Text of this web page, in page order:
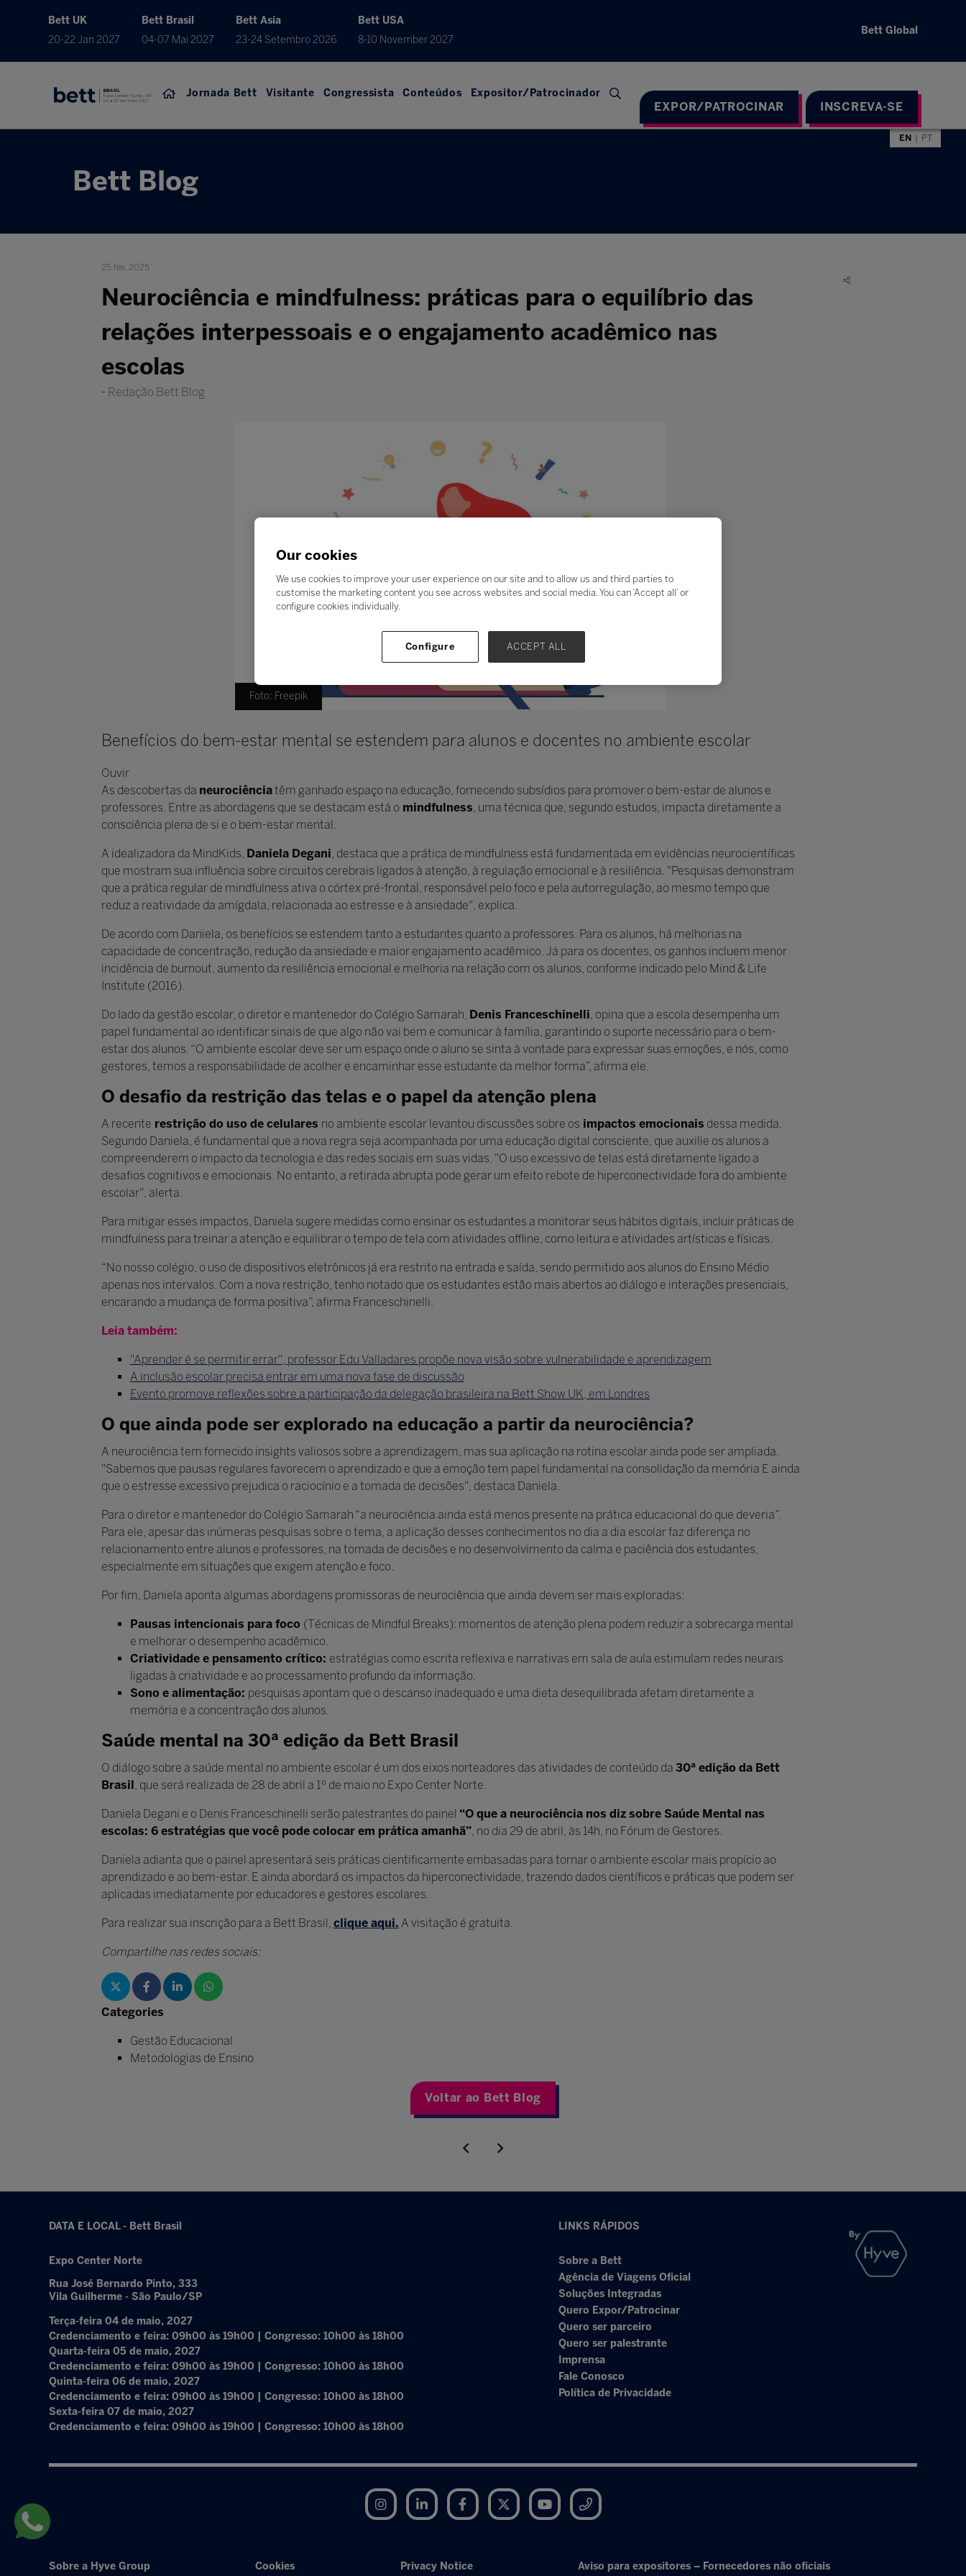
Bett UK
20-22 Jan 2027
Bett Brasil
04-07 Mai 2027
Bett Asia
23-24 Setembro 2026
Bett USA
8-10 November 2027
Bett Global
Jornada Bett Visitante Congressista Conteúdos Expositor/Patrocinador
EXPOR/PATROCINAR INSCREVA-SE
EN PT
Bett Blog
25 fev. 2025
Neurociência e mindfulness: práticas para o equilíbrio das
relações interpessoais e o engajamento acadêmico nas
escolas
Redação Bett Blog
Foto: Freepik
Benefícios do bem-estar mental se estendem para alunos e docentes no ambiente escolar
Ouvir
As descobertas da neurociênciatêm ganhado espaço na educação, fornecendo subsídios para promover o bem-estar de alunos e
professores. Entre as abordagens que se destacam está omindfulness, uma técnica que, segundo estudos, impacta diretamente a
consciência plena de si e o bem-estar mental.
A idealizadora da MindKids, Daniela Degani, destaca que a prática de mindfulness está fundamentada em evidências neurocientíficas
que mostram sua influência sobre circuitos cerebrais ligados à atenção, à regulação emocional e à resiliência. "Pesquisas demonstram
que a prática regular de mindfulness ativa o córtex pré-frontal, responsável pelo foco e pela autorregulação, ao mesmo tempo que
reduz a reatividade da amígdala, relacionada ao estresse e à ansiedade", explica.
De acordo com Daniela, os benefícios se estendem tanto a estudantes quanto a professores. Para os alunos, há melhorias na
capacidade de concentração, redução da ansiedade e maior engajamento acadêmico. Já para os docentes, os ganhos incluem menor
incidência de burnout, aumento da resiliência emocional e melhoria na relação com os alunos, conforme indicado pelo Mind & Life
Institute (2016).
Do lado da gestão escolar, o diretor e mantenedor do Colégio Samarah, Denis Franceschinelli, opina que a escola desempenha um
papel fundamental ao identificar sinais de que algo não vai bem e comunicar à família, garantindo o suporte necessário para o bem-
estar dos alunos. “O ambiente escolar deve ser um espaço onde o aluno se sinta à vontade para expressar suas emoções, e nós, como
gestores, temos a responsabilidade de acolher e encaminhar esse estudante da melhor forma”, afirma ele.
O desafio da restrição das telas e o papel da atenção plena
A recente restrição do uso de celulares no ambiente escolar levantou discussões sobre os impactos emocionais dessa medida.
Segundo Daniela, é fundamental que a nova regra seja acompanhada por uma educação digital consciente, que auxilie os alunos a
compreenderem o impacto da tecnologia e das redes sociais em suas vidas. "O uso excessivo de telas está diretamente ligado a
desafios cognitivos e emocionais. No entanto, a retirada abrupta pode gerar um efeito rebote de hiperconectividade fora do ambiente
escolar", alerta.
Para mitigar esses impactos, Daniela sugere medidas como ensinar os estudantes a monitorar seus hábitos digitais, incluir práticas de
mindfulness para treinar a atenção e equilibrar o tempo de tela com atividades offline, como leitura e atividades artísticas e físicas.
“No nosso colégio, o uso de dispositivos eletrônicos já era restrito na entrada e saída, sendo permitido aos alunos do Ensino Médio
apenas nos intervalos. Com a nova restrição, tenho notado que os estudantes estão mais abertos ao diálogo e interações presenciais,
encarando a mudança de forma positiva”, afirma Franceschinelli.
Leia também:
"Aprender é se permitir errar", professor Edu Valladares propõe nova visão sobre vulnerabilidade e aprendizagem
A inclusão escolar precisa entrar em uma nova fase de discussão
Evento promove reflexões sobre a participação da delegação brasileira na Bett Show UK, em Londres
O que ainda pode ser explorado na educação a partir da neurociência?
A neurociência tem fornecido insights valiosos sobre a aprendizagem, mas sua aplicação na rotina escolar ainda pode ser ampliada.
"Sabemos que pausas regulares favorecem o aprendizado e que a emoção tem papel fundamental na consolidação da memória E ainda
que o estresse excessivo prejudica o raciocínio e a tomada de decisões", destaca Daniela.
Para o diretor e mantenedor do Colégio Samarah “a neurociência ainda está menos presente na prática educacional do que deveria”.
Para ele, apesar das inúmeras pesquisas sobre o tema, a aplicação desses conhecimentos no dia a dia escolar faz diferença no
relacionamento entre alunos e professores, na tomada de decisões e no desenvolvimento da calma e paciência dos estudantes,
especialmente em situações que exigem atenção e foco.
Por fim, Daniela aponta algumas abordagens promissoras de neurociência que ainda devem ser mais exploradas:
Pausas intencionais para foco (Técnicas de Mindful Breaks): momentos de atenção plena podem reduzir a sobrecarga mental
e melhorar o desempenho acadêmico.
Criatividade e pensamento crítico: estratégias como escrita reflexiva e narrativas em sala de aula estimulam redes neurais
ligadas à criatividade e ao processamento profundo da informação.
Sono e alimentação: pesquisas apontam que o descanso inadequado e uma dieta desequilibrada afetam diretamente a
memória e a concentração dos alunos.
Saúde mental na 30ª edição da Bett Brasil
O diálogo sobre a saúde mental no ambiente escolar é um dos eixos norteadores das atividades de conteúdo da 30ª edição da Bett
Brasil, que será realizada de 28 de abril a 1º de maio no Expo Center Norte.
Daniela Degani e o Denis Franceschinelli serão palestrantes do painel “O que a neurociência nos diz sobre Saúde Mental nas
escolas: 6 estratégias que você pode colocar em prática amanhã”, no dia 29 de abril, às 14h, no Fórum de Gestores.
Daniela adianta que o painel apresentará seis práticas cientificamente embasadas para tornar o ambiente escolar mais propício ao
aprendizado e ao bem-estar. E ainda abordará os impactos da hiperconectividade, trazendo dados científicos e práticas que podem ser
aplicadas imediatamente por educadores e gestores escolares.
Para realizar sua inscrição para a Bett Brasil, clique aqui. A visitação é gratuita.
Compartilhe nas redes sociais:
Categories
Gestão Educacional
Metodologias de Ensino
Voltar ao Bett Blog
DATA E LOCAL - Bett Brasil
Expo Center Norte
Rua José Bernardo Pinto, 333
Vila Guilherme - São Paulo/SP
Terça-feira 04 de maio, 2027
Credenciamento e feira: 09h00 às 19h00 | Congresso: 10h00 às 18h00
Quarta-feira 05 de maio, 2027
Credenciamento e feira: 09h00 às 19h00 | Congresso: 10h00 às 18h00
Quinta-feira 06 de maio, 2027
Credenciamento e feira: 09h00 às 19h00 | Congresso: 10h00 às 18h00
Sexta-feira 07 de maio, 2027
Credenciamento e feira: 09h00 às 19h00 | Congresso: 10h00 às 18h00
LINKS RÁPIDOS
Sobre a Bett
Agência de Viagens Oficial
Soluções Integradas
Quero Expor/Patrocinar
Quero ser parceiro
Quero ser palestrante
Imprensa
Fale Conosco
Política de Privacidade
Instagram LinkedIn Facebook Twitter YouTube
Sobre a Hyve Group Cookies Privacy Notice Aviso para expositores – Fornecedores não oficiais
Our cookies
We use cookies to improve your user experience on our site and to allow us and third parties to
customise the marketing content you see across websites and social media. You can ‘Accept all’ or
configure cookies individually.
Configure ACCEPT ALL